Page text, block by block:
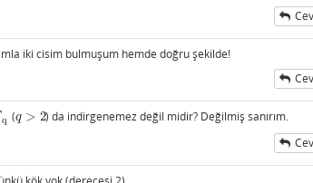
iki cisim bulmuşum hemde doğru şekilde!
q
q (q > 2
q>2 ) da indirgenemez değil midir? Değilmiş sanırım.